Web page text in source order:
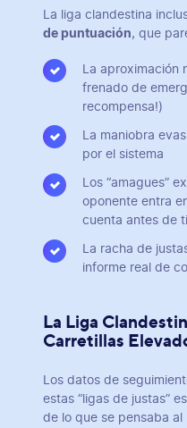
La liga clandestina
de puntuación, que
La aproximación
frenado de
recompensa!)
La maniobra
por el sistema
Los “amagues”
oponente entra
cuenta antes de
La racha de
informe real de
La Liga
Carretillas
Los datos de
estas “ligas de justas”
de lo que se pensaba al